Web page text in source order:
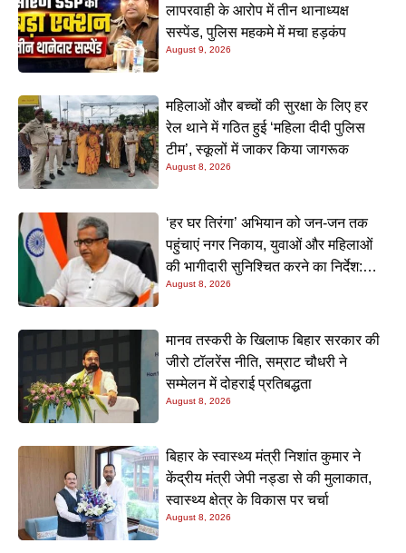
लापरवाही के आरोप में तीन थानाध्यक्ष
सस्पेंड, पुलिस महकमे में मचा हड़कंप
August 9, 2026
महिलाओं और बच्चों की सुरक्षा के लिए हर
रेल थाने में गठित हुई ‘महिला दीदी पुलिस
टीम’, स्कूलों में जाकर किया जागरूक
August 8, 2026
‘हर घर तिरंगा’ अभियान को जन-जन तक
पहुंचाएं नगर निकाय, युवाओं और महिलाओं
की भागीदारी सुनिश्चित करने का निर्देश:
नीतीश मिश्रा
August 8, 2026
मानव तस्करी के खिलाफ बिहार सरकार की
जीरो टॉलरेंस नीति, सम्राट चौधरी ने
सम्मेलन में दोहराई प्रतिबद्धता
August 8, 2026
बिहार के स्वास्थ्य मंत्री निशांत कुमार ने
केंद्रीय मंत्री जेपी नड्डा से की मुलाकात,
स्वास्थ्य क्षेत्र के विकास पर चर्चा
August 8, 2026